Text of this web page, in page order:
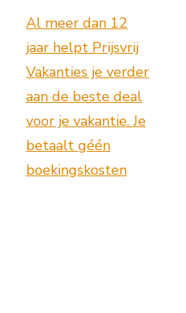
Al meer dan 12
jaar helpt Prijsvrij
Vakanties je verder
aan de beste deal
voor je vakantie. Je
betaalt géén
boekingskosten